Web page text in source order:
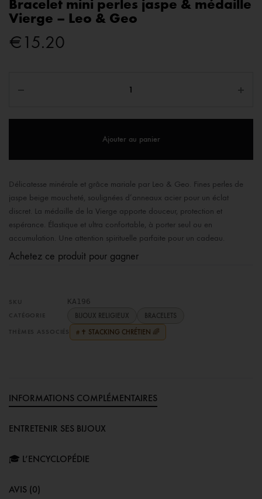
Bracelet mini perles jaspe & médaille
Vierge – Leo & Geo
€ 15.20
Ajouter au panier
Délicatesse minérale et grâce mariale par Leo & Geo. Fines perles de
jaspe beige moucheté, soulignées d’anneaux acier pour un éclat
discret. La médaille de la Vierge apporte douceur, protection et
espérance. Élastique et ultra confortable, à porter seul ou en
accumulation. Une attention spirituelle parfaite pour un cadeau.
Achetez ce produit pour gagner
SKU KA196
CATÉGORIE BIJOUX RELIGIEUX BRACELETS
THÈMES ASSOCIÉS # ✝️ STACKING CHRÉTIEN 🌈
INFORMATIONS COMPLÉMENTAIRES
ENTRETENIR SES BIJOUX
🎓 L’ENCYCLOPÉDIE
AVIS (0)